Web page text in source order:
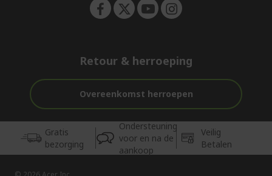
Retour & herroeping
Overeenkomst herroepen
Gratis
bezorging
Ondersteuning
voor en na de
aankoop
Veilig
Betalen